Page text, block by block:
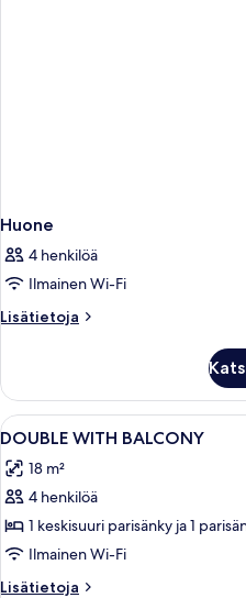
Huone
4 henkilöä
Ilmainen Wi-Fi
Lisätietoja
Lisätietoja
Avaa
kaikki
huonetyypin
DOUBLE
WITH
BALCONY
kuvat
3
DOUBLE WITH BALCONY
18 m²
4 henkilöä
1 keskisuuri parisänky ja 1
Ilmainen Wi-Fi
Lisätietoja
Lisätietoja